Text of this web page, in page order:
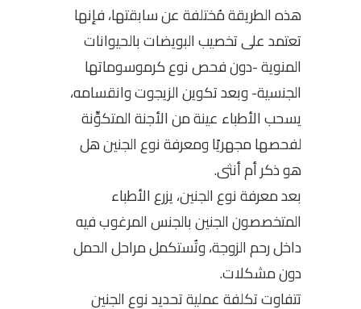
هذه الطريقة مُختلفة عن سابقتها، فإنها
تعتمد على تخصيب البويضات بالحيوانات
المنوية -دون فحص نوع كرموسوماتها
الجنسية- وبعد تكوين الزيجوت وانقسامه،
يسحب الأطباء عينة من الأجنة المتكوِّنة
لفحصها مجهريًا ومعرفة نوع الجنين هل
هو ذكر أم أنثى.
بعد معرفة نوع الجنين، يزرع الأطباء
المتخصصون الجنين بالجنس المرغوب فيه
داخل رحم الزوجة، وتُستكمل مراحل الحمل
دون مشكلات.
تتفاوتتكلفة عملية تحديد نوع الجنين